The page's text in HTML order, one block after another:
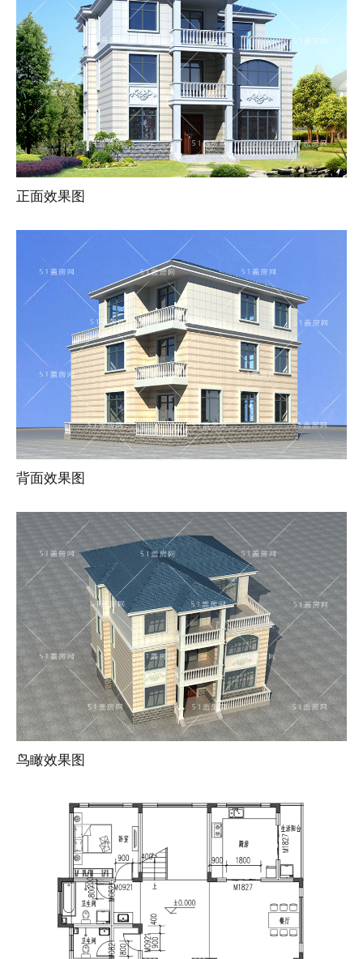
正面效果图
背面效果图
鸟瞰效果图